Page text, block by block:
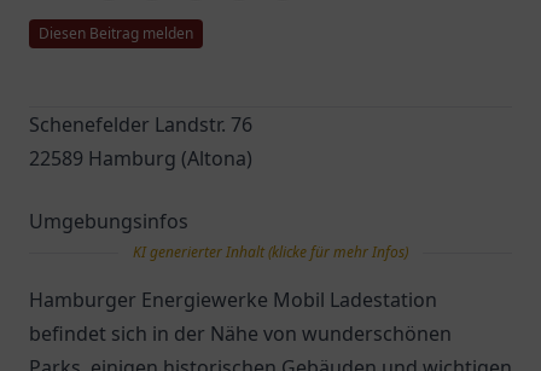
Diesen Beitrag melden
Schenefelder Landstr. 76
22589 Hamburg (Altona)
Umgebungsinfos
KI generierter Inhalt (klicke für mehr Infos)
Hamburger Energiewerke Mobil Ladestation
befindet sich in der Nähe von wunderschönen